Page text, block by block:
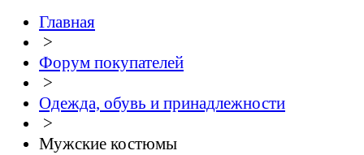
Главная
>
Форум покупателей
>
Одежда, обувь и принадлежности
>
Мужские костюмы